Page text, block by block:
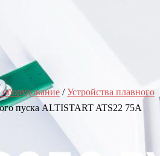
/Устройства плавного
пуска ALTISTART ATS22 75A